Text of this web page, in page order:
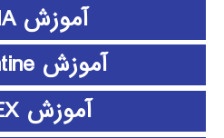
آموزش CATIA
آموزش clementine
آموزش CPLEX